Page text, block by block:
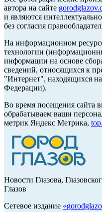
автора на сайте
и являются
без согласия
На информационном
технологии
информации на основе
сведений, относящихся к
"Интернет", находящихся
Федерации).
Во время посещения сайта
обрабатываем ваши
метрик Яндекс Метрика,
Новости Глазова,
Глазов
Сетевое издание «